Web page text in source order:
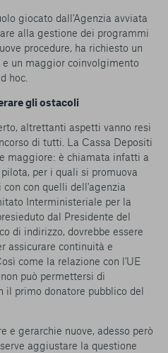
giocato dall'Agenzia avviata
alla gestione dei programmi
procedure, ha richiesto un
un maggior coinvolgimento
hoc.
gli ostacoli
altrettanti aspetti vanno resi
di tutti. La Cassa Depositi
maggiore: è chiamata infatti a
per i quali si promuova
con quelli dell'agenzia
Interministeriale per la
dal Presidente del
di indirizzo, dovrebbe essere
assicurare continuità e
come la relazione con l'UE
può permettersi di
il primo donatore pubblico del
e gerarchie nuove, adesso però
aggiustare la questione